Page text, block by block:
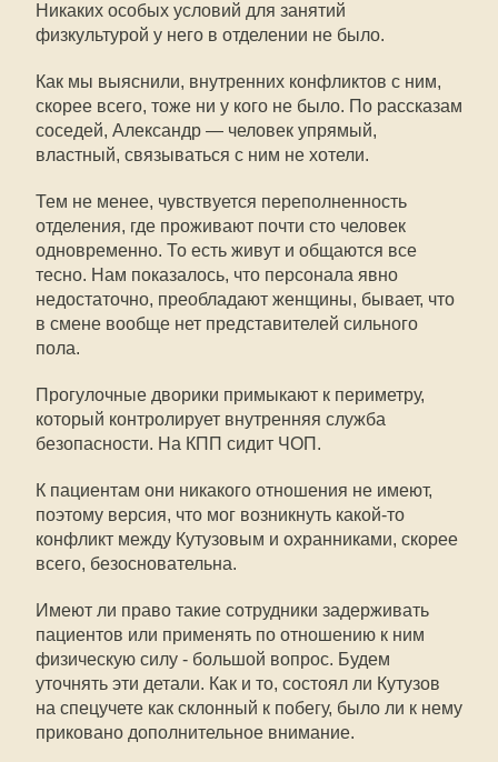
Никаких особых условий для занятий
физкультурой у него в отделении не было.
Как мы выяснили, внутренних конфликтов с ним,
скорее всего, тоже ни у кого не было. По рассказам
соседей, Александр — человек упрямый,
властный, связываться с ним не хотели.
Тем не менее, чувствуется переполненность
отделения, где проживают почти сто человек
одновременно. То есть живут и общаются все
тесно. Нам показалось, что персонала явно
недостаточно, преобладают женщины, бывает, что
в смене вообще нет представителей сильного
пола.
Прогулочные дворики примыкают к периметру,
который контролирует внутренняя служба
безопасности. На КПП сидит ЧОП.
К пациентам они никакого отношения не имеют,
поэтому версия, что мог возникнуть какой-то
конфликт между Кутузовым и охранниками, скорее
всего, безосновательна.
Имеют ли право такие сотрудники задерживать
пациентов или применять по отношению к ним
физическую силу - большой вопрос. Будем
уточнять эти детали. Как и то, состоял ли Кутузов
на спецучете как склонный к побегу, было ли к нему
приковано дополнительное внимание.